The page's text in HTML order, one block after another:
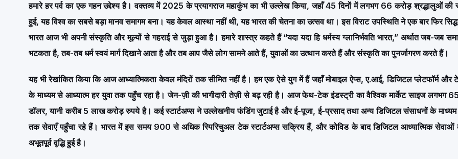
हमारे हर पर्व का एक गहन उद्देश्य है। वक्तव्य में 2025 के प्रयागराज महाकुंभ का भी उल्लेख किया, जहाँ 45 दिनों में लगभग 66 करोड़ श्रद्धालुओं की
हुई, यह विश्व का सबसे बड़ा मानव समागम बना। यह केवल आस्था नहीं थी, यह भारत की चेतना का उत्सव था। इस विराट उपस्थिति ने एक बार फिर
भारत आज भी अपनी संस्कृति और मूल्यों से गहराई से जुड़ा हुआ है। हमारे शास्त्र कहते हैं “यदा यदा हि धर्मस्य ग्लानिर्भवति भारत,” अर्थात जब-जब
भटकता है, तब-तब धर्म स्वयं मार्ग दिखाने आता है और तब आप जैसे लोग सामने आते हैं, युवाओं का उत्थान करते हैं और संस्कृति का पुनर्जागरण करते हैं।
यह भी रेखांकित किया कि आज आध्यात्मिकता केवल मंदिरों तक सीमित नहीं है। हम एक ऐसे युग में हैं जहाँ मोबाइल ऐप्स, ए.आई, डिजिटल प्लेटफॉर्म और
के माध्यम से आध्यात्म हर युवा तक पहुँच रहा है। जेन-ज़ी की भागीदारी तेज़ी से बढ़ रही है। आज फेथ-टेक इंडस्ट्री का वैश्विक मार्केट साइज लगभग
डॉलर, यानी करीब 5 लाख करोड़ रुपये है। कई स्टार्टअप्स ने उल्लेखनीय फंडिंग जुटाई है और ई-पूजा, ई-प्रसाद तथा अन्य डिजिटल संसाधनों के
तक सेवाएँ पहुँचा रहे हैं। भारत में इस समय 900 से अधिक स्पिरिचुअल टेक स्टार्टअप्स सक्रिय हैं, और कोविड के बाद डिजिटल आध्यात्मिक सेवाओं
अभूतपूर्व वृद्धि हुई है।